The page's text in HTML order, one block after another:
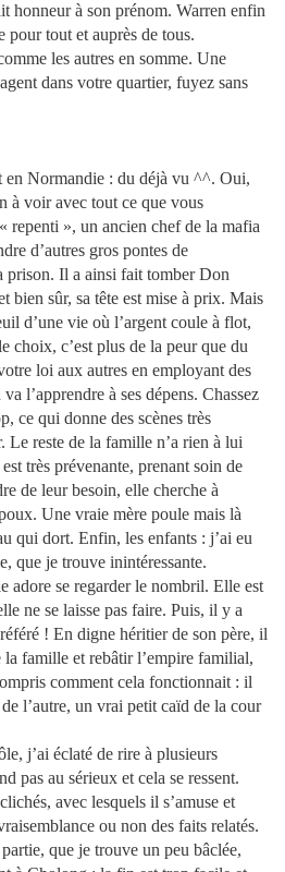
honneur à son prénom. Warren enfin
pour tout et auprès de tous.
les autres en somme. Une
dans votre quartier, fuyez sans
en Normandie : du déjà vu ^^. Oui,
à voir avec tout ce que vous
repenti », un ancien chef de la mafia
d’autres gros pontes de
prison. Il a ainsi fait tomber Don
bien sûr, sa tête est mise à prix. Mais
d’une vie où l’argent coule à flot,
choix, c’est plus de la peur que du
loi aux autres en employant des
l’apprendre à ses dépens. Chassez
ce qui donne des scènes très
Le reste de la famille n’a rien à lui
très prévenante, prenant soin de
de leur besoin, elle cherche à
Une vraie mère poule mais là
qui dort. Enfin, les enfants : j’ai eu
que je trouve inintéressante.
adore se regarder le nombril. Elle est
ne se laisse pas faire. Puis, il y a
! En digne héritier de son père, il
la famille et rebâtir l’empire familial,
comment cela fonctionnait : il
l’autre, un vrai petit caïd de la cour
j’ai éclaté de rire à plusieurs
pas au sérieux et cela se ressent.
avec lesquels il s’amuse et
ou non des faits relatés.
que je trouve un peu bâclée,